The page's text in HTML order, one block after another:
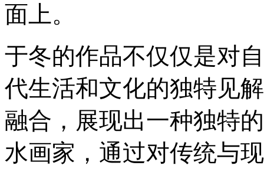
面上。
于冬的作品不仅仅是对
代生活和文化的独特见
融合，展现出一种独特
水画家，通过对传统与